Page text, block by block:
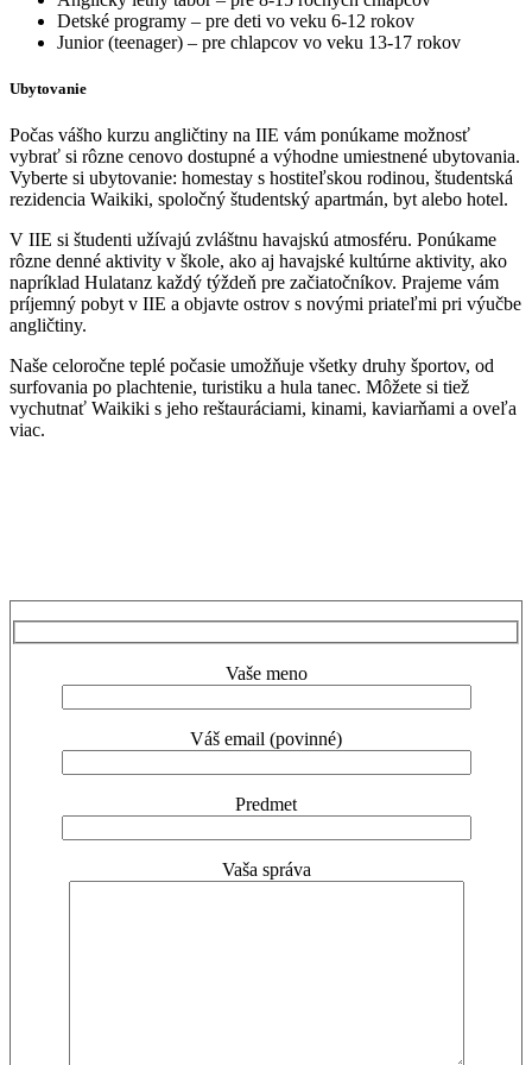
Detské programy – pre deti vo veku 6-12 rokov
Junior (teenager) – pre chlapcov vo veku 13-17 rokov
Ubytovanie
Počas vášho kurzu angličtiny na IIE vám ponúkame možnosť
vybrať si rôzne cenovo dostupné a výhodne umiestnené ubytovania.
Vyberte si ubytovanie: homestay s hostiteľskou rodinou, študentská
rezidencia Waikiki, spoločný študentský apartmán, byt alebo hotel.
V IIE si študenti užívajú zvláštnu havajskú atmosféru. Ponúkame
rôzne denné aktivity v škole, ako aj havajské kultúrne aktivity, ako
napríklad Hulatanz každý týždeň pre začiatočníkov. Prajeme vám
príjemný pobyt v IIE a objavte ostrov s novými priateľmi pri výučbe
angličtiny.
Naše celoročne teplé počasie umožňuje všetky druhy športov, od
surfovania po plachtenie, turistiku a hula tanec. Môžete si tiež
vychutnať Waikiki s jeho reštauráciami, kinami, kaviarňami a oveľa
viac.
Vaše meno
Váš email (povinné)
Predmet
Vaša správa